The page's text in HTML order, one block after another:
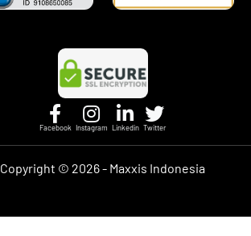
Facebook Instagram Linkedin Twitter
Copyright © 2026 - Maxxis Indonesia